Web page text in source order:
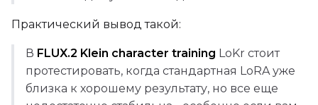
Flipping
ToggleFlip X
Flip X
ToggleFlip Y
Flip Y
Практический вывод такой:
В FLUX.2 Klein character training LoKr стоит
протестировать, когда стандартная LoRA уже
близка к хорошему результату, но все еще